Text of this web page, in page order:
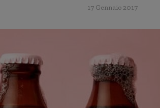
17 Gennaio 2017